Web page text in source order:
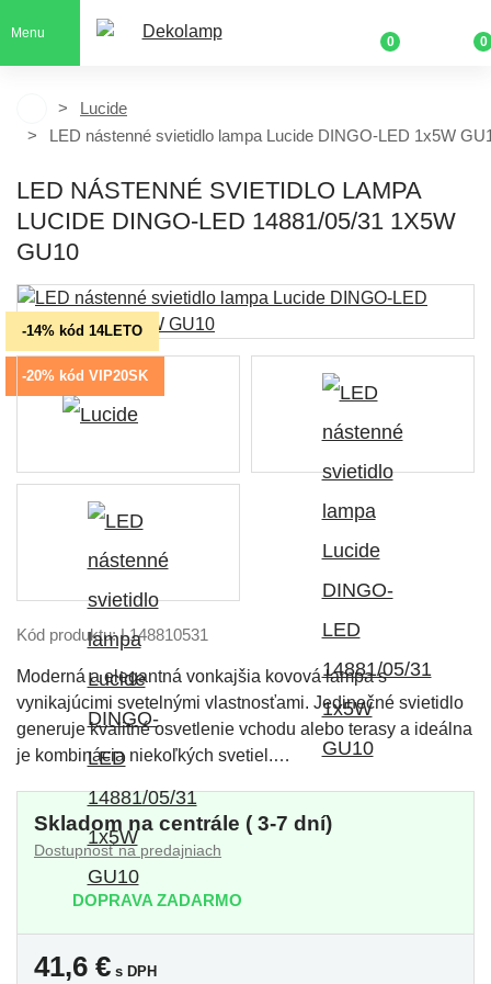
Menu
0 0
Lucide
LED nástenné svietidlo lampa Lucide DINGO-LED 1x5W
LED NÁSTENNÉ SVIETIDLO LAMPA
LUCIDE DINGO-LED 14881/05/31 1X5W
GU10
-14% kód 14LETO
-20% kód VIP20SK
Kód produktu: L148810531
Moderná a elegantná vonkajšia kovová lampa s
vynikajúcimi svetelnými vlastnosťami. Jedinečné svietidlo
generuje kvalitné osvetlenie vchodu alebo terasy a ideálna
je kombinácia niekoľkých svetiel.…
Skladom na centrále ( 3-7 dní)
Dostupnosť na predajniach
DOPRAVA ZADARMO
41,6 € s DPH